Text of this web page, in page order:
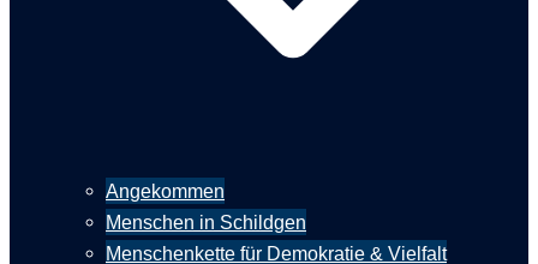
Angekommen
Menschen in Schildgen
Menschenkette für Demokratie & Vielfalt